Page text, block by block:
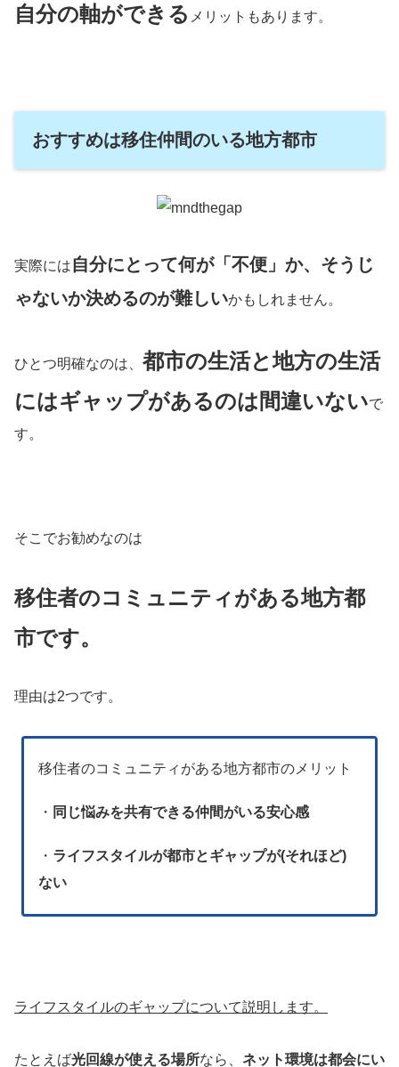
自分の軸ができる メリットもあります。
おすすめは移住仲間のいる地方都市
実際には自分にとって何が「不便」か、そうじ
ゃないか決めるのが難しいかもしれません。
ひとつ明確なのは、 都市の生活と地方の生活
にはギャップがあるのは間違いないで
す。
そこでお勧めなのは
移住者のコミュニティがある地方都
市です。
理由は2つです。
移住者のコミュニティがある地方都市のメリット
・ 同じ悩みを共有できる仲間がいる安心感
・ ライフスタイルが都市とギャップが(それほど)
ない
ライフスタイルのギャップについて説明します。
たとえば光回線が使える場所なら、 ネット環境は都会にい